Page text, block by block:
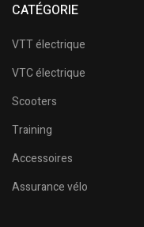
CATÉGORIE
VTT électrique
VTC électrique
Scooters
Training
Accessoires
Assurance vélo